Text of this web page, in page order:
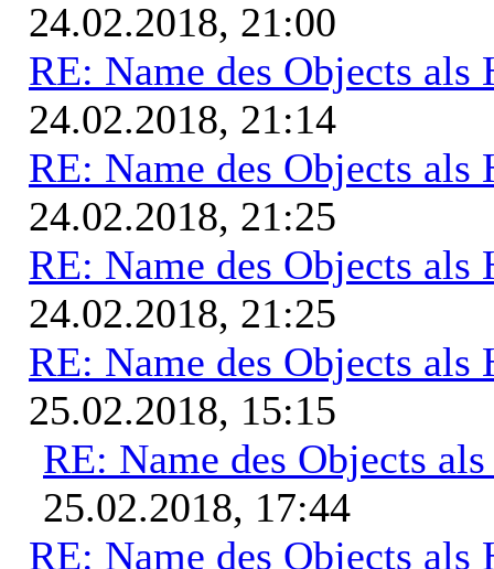
24.02.2018, 21:00
RE: Name des Objects als
24.02.2018, 21:14
RE: Name des Objects als
24.02.2018, 21:25
RE: Name des Objects als
24.02.2018, 21:25
RE: Name des Objects als
25.02.2018, 15:15
RE: Name des Objects
25.02.2018, 17:44
RE: Name des Objects als